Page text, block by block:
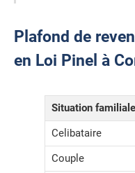
Plafond de
en Loi Pinel à
Situation familiale
Celibataire
Couple